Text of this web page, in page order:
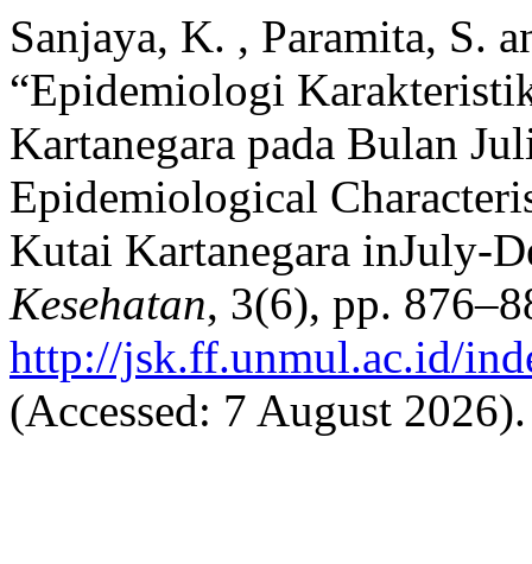
Sanjaya, K. , Paramita, S.
“Epidemiologi
Kartanegara pada Bulan
Epidemiological
Kutai Kartanegara inJuly-
Kesehatan, 3(6), pp.
http://jsk.ff.unmul.ac.id/
(Accessed: 7 August 2026).